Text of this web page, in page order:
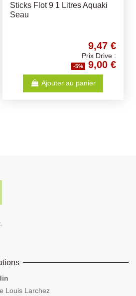
Aubiose - Litière de chanvre
20kg
17,88 €
Prix Drive :
-5% 16,99 €
Ajouter au panier
Louis Larchez